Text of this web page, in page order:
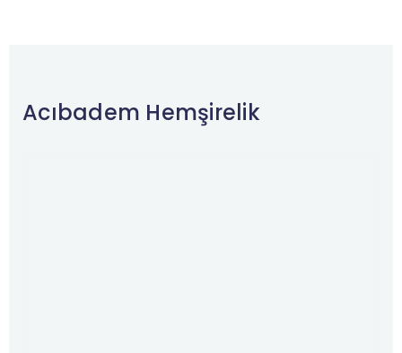
Acıbadem Hemşirelik